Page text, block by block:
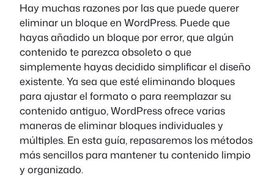
Hay muchas razones por las que puede querer
eliminar un bloque en WordPress. Puede que
hayas añadido un bloque por error, que algún
contenido te parezca obsoleto o que
simplemente hayas decidido simplificar el diseño
existente. Ya sea que esté eliminando bloques
para ajustar el formato o para reemplazar su
contenido antiguo, WordPress ofrece varias
maneras de eliminar bloques individuales y
múltiples. En esta guía, repasaremos los métodos
más sencillos para mantener tu contenido limpio
y organizado.